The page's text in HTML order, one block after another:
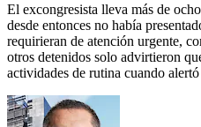
El excongresista lleva más de
desde entonces no había
requirieran de atención urgente,
otros detenidos solo advirtieron
actividades de rutina cuando